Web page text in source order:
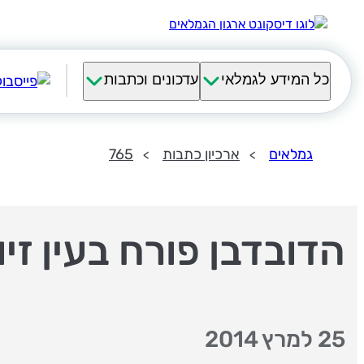
כל המידע לגמלאי עדכונים וכתבות
גמלאים ארכיון כתבות 765
הדובדבן פורח בעין
25 למרץ 2014